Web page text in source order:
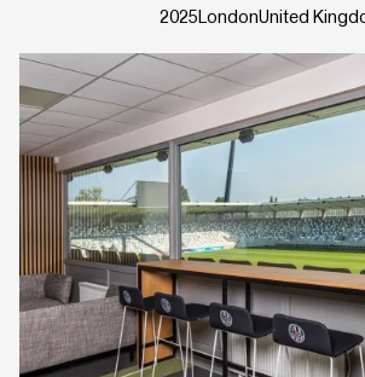
2025LondonUnited